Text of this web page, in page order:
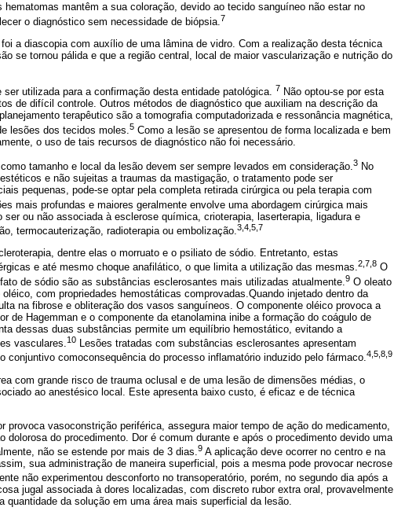
hematomas mantêm a sua coloração, devido ao tecido sanguíneo não estar no
o diagnóstico sem necessidade de biópsia. 7
a diascopia com auxílio de uma lâmina de vidro. Com a realização desta técnica
se tornou pálida e que a região central, local de maior vascularização e nutrição do
utilizada para a confirmação desta entidade patológica. 7 Não optou-se por esta
de difícil controle. Outros métodos de diagnóstico que auxiliam na descrição da
terapêutico são a tomografia computadorizada e ressonância magnética,
lesões dos tecidos moles. 5 Como a lesão se apresentou de forma localizada e bem
o uso de tais recursos de diagnóstico não foi necessário.
tamanho e local da lesão devem ser sempre levados em consideração.3 No
e não sujeitas a traumas da mastigação, o tratamento pode ser
pequenas, pode-se optar pela completa retirada cirúrgica ou pela terapia com
mais profundas e maiores geralmente envolve uma abordagem cirúrgica mais
ser ou não associada à esclerose química, crioterapia, laserterapia, ligadura e
termocauterização, radioterapia ou embolização. 3,4,5,7
dentre elas o morruato e o psiliato de sódio. Entretanto, estas
e até mesmo choque anafilático, o que limita a utilização das mesmas.2,7,8 O
de sódio são as substâncias esclerosantes mais utilizadas atualmente. 9 O oleato
com propriedades hemostáticas comprovadas.Quando injetado dentro da
na fibrose e obliteração dos vasos sanguíneos. O componente oléico provoca a
de Hagemman e o componente da etanolamina inibe a formação do coágulo de
dessas duas substâncias permite um equilíbrio hemostático, evitando a
vasculares.10 Lesões tratadas com substâncias esclerosantes apresentam
comoconsequência do processo inflamatório induzido pelo fármaco.4,5,8,9
com grande risco de trauma oclusal e de uma lesão de dimensões médias, o
ao anestésico local. Este apresenta baixo custo, é eficaz e de técnica
vasoconstrição periférica, assegura maior tempo de ação do medicamento,
dolorosa do procedimento. Dor é comum durante e após o procedimento devido uma
não se estende por mais de 3 dias.9 A aplicação deve ocorrer no centro e na
sua administração de maneira superficial, pois a mesma pode provocar necrose
não experimentou desconforto no transoperatório, porém, no segundo dia após a
jugal associada à dores localizadas, com discreto rubor extra oral, provavelmente
quantidade da solução em uma área mais superficial da lesão.